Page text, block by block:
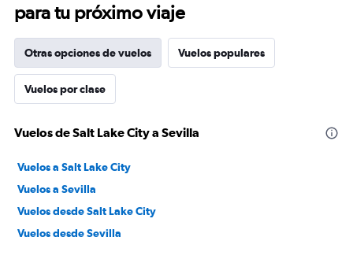
para tu próximo viaje
Otras opciones de vuelos Vuelos populares
Vuelos por clase
Vuelos de Salt Lake City a Sevilla
Vuelos a Salt Lake City
Vuelos a Sevilla
Vuelos desde Salt Lake City
Vuelos desde Sevilla